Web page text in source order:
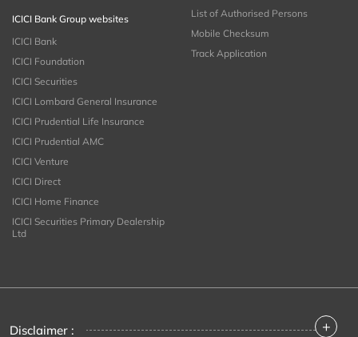
ICICI Bank Group websites
ICICI Bank
ICICI Foundation
ICICI Securities
ICICI Lombard General Insurance
ICICI Prudential Life Insurance
ICICI Prudential AMC
ICICI Venture
ICICI Direct
ICICI Home Finance
ICICI Securities Primary Dealership
Ltd
List of Authorised Persons
Mobile Checksum
Track Application
Disclaimer : +